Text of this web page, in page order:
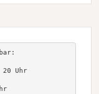
20 Uhr